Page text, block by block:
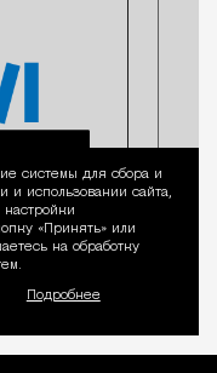
системы для сбора и
и использовании сайта,
«Принять» или
на обработку
Подробнее